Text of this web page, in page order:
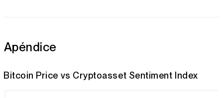
Apéndice
Bitcoin Price vs Cryptoasset Sentiment Index